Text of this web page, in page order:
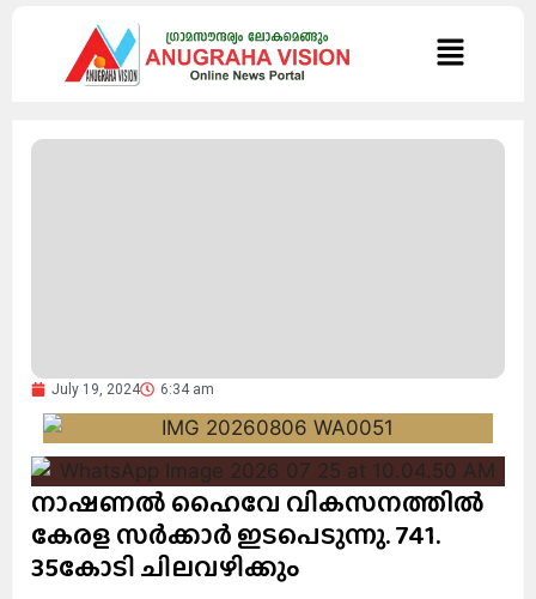
July 19, 2024 6:34 am
നാഷണൽ ഹൈവേ വികസനത്തിൽ
കേരള സർക്കാർ ഇടപെടുന്നു. 741.
35കോടി ചിലവഴിക്കും